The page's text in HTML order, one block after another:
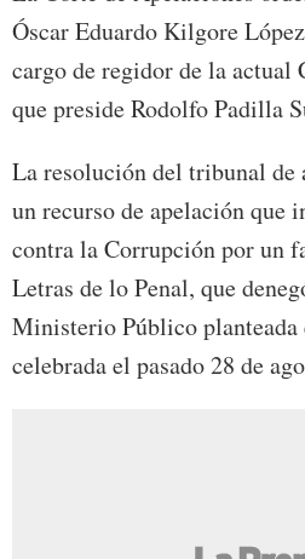
Óscar Eduardo Kilgore
cargo de regidor de la
que preside Rodolfo Padilla
La resolución del tribunal de
un recurso de apelación que
contra la Corrupción por un
Letras de lo Penal, que
Ministerio Público
celebrada el pasado 28 de